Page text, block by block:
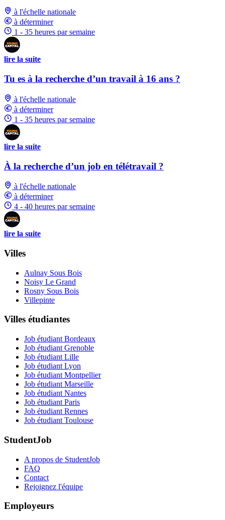
à l'échelle nationale
à déterminer
1 - 35 heures par semaine
lire la suite
Tu es à la recherche d’un travail à 16 ans ?
à l'échelle nationale
à déterminer
1 - 35 heures par semaine
lire la suite
À la recherche d’un job en télétravail ?
à l'échelle nationale
à déterminer
4 - 40 heures par semaine
lire la suite
Villes
Aulnay Sous Bois
Noisy Le Grand
Rosny Sous Bois
Villepinte
Villes étudiantes
Job étudiant Bordeaux
Job étudiant Grenoble
Job étudiant Lille
Job étudiant Lyon
Job étudiant Montpellier
Job étudiant Marseille
Job étudiant Nantes
Job étudiant Paris
Job étudiant Rennes
Job étudiant Toulouse
StudentJob
A propos de StudentJob
FAQ
Contact
Rejoignez l'équipe
Employeurs